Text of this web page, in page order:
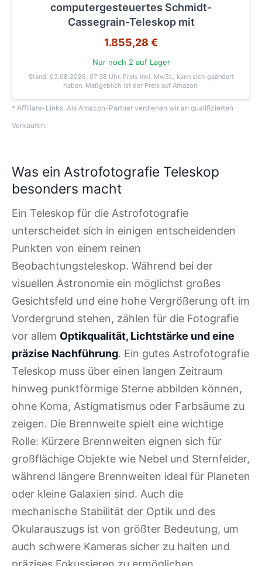
computergesteuertes Schmidt-
Cassegrain-Teleskop mit
1.855,28 €
Nur noch 2 auf Lager
Stand: 03.08.2026, 07:38 Uhr. Preis inkl. MwSt., kann sich geändert
haben. Maßgeblich ist der Preis auf Amazon.
* Affiliate-Links. Als Amazon-Partner verdienen wir an qualifizierten
Verkäufen.
Was ein Astrofotografie Teleskop
besonders macht
Ein Teleskop für die Astrofotografie
unterscheidet sich in einigen entscheidenden
Punkten von einem reinen
Beobachtungsteleskop. Während bei der
visuellen Astronomie ein möglichst großes
Gesichtsfeld und eine hohe Vergrößerung oft im
Vordergrund stehen, zählen für die Fotografie
vor allem Optikqualität, Lichtstärke und eine
präzise Nachführung. Ein gutes Astrofotografie
Teleskop muss über einen langen Zeitraum
hinweg punktförmige Sterne abbilden können,
ohne Koma, Astigmatismus oder Farbsäume zu
zeigen. Die Brennweite spielt eine wichtige
Rolle: Kürzere Brennweiten eignen sich für
großflächige Objekte wie Nebel und Sternfelder,
während längere Brennweiten ideal für Planeten
oder kleine Galaxien sind. Auch die
mechanische Stabilität der Optik und des
Okularauszugs ist von größter Bedeutung, um
auch schwere Kameras sicher zu halten und